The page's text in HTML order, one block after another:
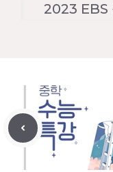
2023 EBS